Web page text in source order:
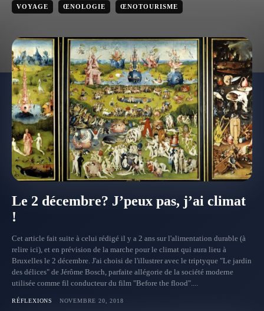
VOYAGE ŒNOLOGIE ŒNOTOURISME
Le 2 décembre? J’peux pas, j’ai climat
!
Cet article fait suite à celui rédigé il y a 2 ans sur l'alimentation durable (à
relire ici), et en prévision de la marche pour le climat qui aura lieu à
Bruxelles le 2 décembre. J'ai choisi de l'illustrer avec le triptyque "Le jardin
des délices" de Jérôme Bosch, parfaite allégorie de la société moderne
utilisée comme fil conducteur du film "Before the flood"....
RÉFLEXIONS NOVEMBRE 20, 2018